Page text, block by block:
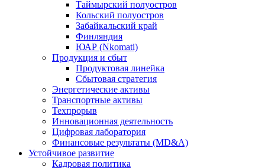
Таймырский полуостров
Кольский полуостров
Забайкальский край
Финляндия
ЮАР (Nkomati)
Продукция и сбыт
Продуктовая линейка
Сбытовая стратегия
Энергетические активы
Транспортные активы
Техпрорыв
Инновационная деятельность
Цифровая лаборатория
Финансовые результаты (MD&A)
Устойчивое развитие
Кадровая политика